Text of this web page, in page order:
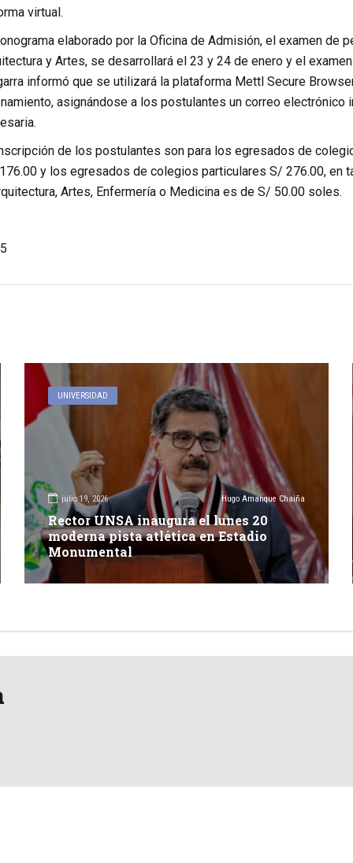
virtual.
elaborado por la Oficina de Admisión, el examen de
y Artes, se desarrollará el 23 y 24 de enero y el
informó que se utilizará la plataforma Mettl Secure
asignándose a los postulantes un correo
de los postulantes son para los egresados de
y los egresados de colegios particulares S/ 276.00, en
Artes, Enfermería o Medicina es de S/ 50.00 soles.
5
UNIVERSIDAD
julio 19, 2026 Hugo Amanque Chaiña
Rector UNSA inaugura el lunes 20
moderna pista atlética en Estadio
Monumental